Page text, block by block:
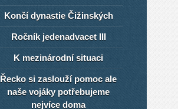
Končí dynastie Čižinských
Ročník jedenadvacet III
K mezinárodní situaci
Řecko si zaslouží pomoc ale
naše vojáky potřebujeme
nejvíce doma